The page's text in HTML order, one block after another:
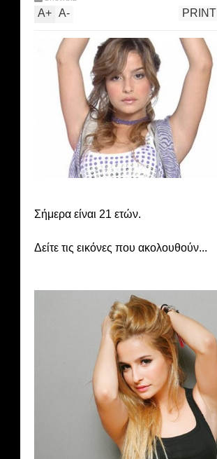
A+ A- PRINT
Σήμερα είναι 21 ετών.
Δείτε τις εικόνες που ακολουθούν...